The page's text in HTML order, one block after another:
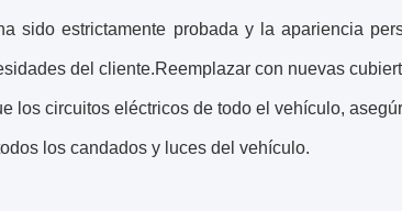
sido estrictamente probada y la apariencia
del cliente.Reemplazar con nuevas
los circuitos eléctricos de todo el vehículo,
los candados y luces del vehículo.